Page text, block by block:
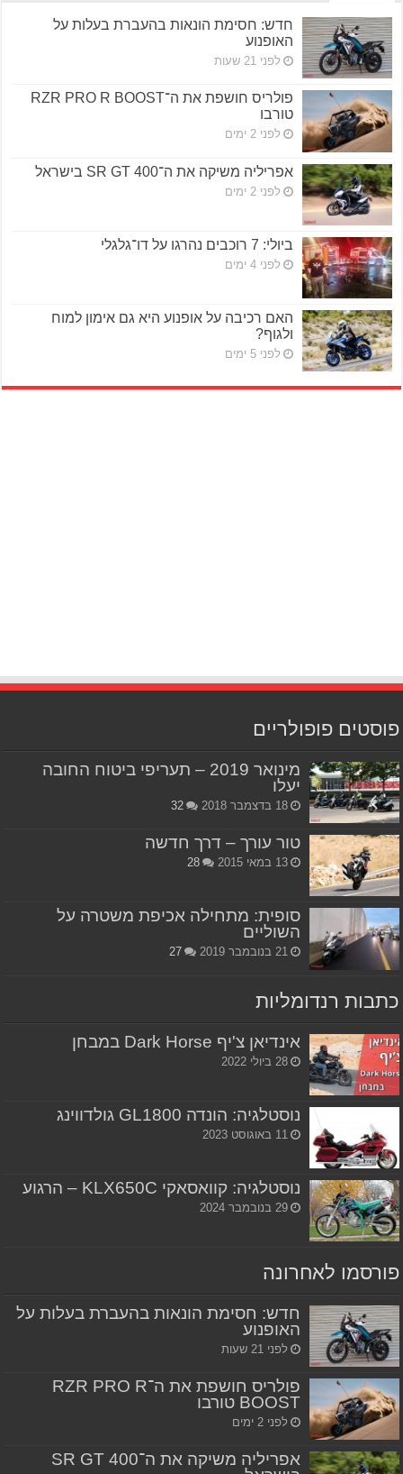
חדש: חסימת הונאות בהעברת בעלות על
האופנוע
לפני 21 שעות
פולריס חושפת את ה־RZR PRO R BOOST
טורבו
לפני 2 ימים
אפריליה משיקה את ה־SR GT 400 בישראל
לפני 2 ימים
ביולי: 7 רוכבים נהרגו על דו־גלגלי
לפני 4 ימים
האם רכיבה על אופנוע היא גם אימון למוח
ולגוף?
לפני 5 ימים
פוסטים פופולריים
מינואר 2019 – תעריפי ביטוח החובה
יעלו
18 בדצמבר 2018 32
טור עורך – דרך חדשה
13 במאי 2015 28
סופית: מתחילה אכיפת משטרה על
השוליים
21 בנובמבר 2019 27
כתבות רנדומליות
אינדיאן צ'יף Dark Horse במבחן
28 ביולי 2022
נוסטלגיה: הונדה GL1800 גולדווינג
11 באוגוסט 2023
נוסטלגיה: קוואסאקי KLX650C – הרגוע
29 בנובמבר 2024
פורסמו לאחרונה
חדש: חסימת הונאות בהעברת בעלות על
האופנוע
לפני 21 שעות
פולריס חושפת את ה־RZR PRO R
BOOST טורבו
לפני 2 ימים
אפריליה משיקה את ה־SR GT 400